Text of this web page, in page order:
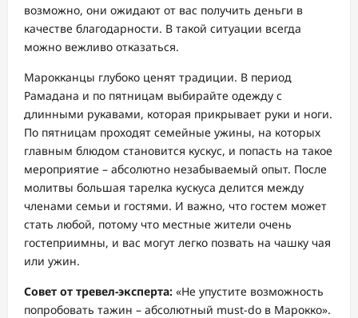
возможно, они ожидают от вас получить деньги в
качестве благодарности. В такой ситуации всегда
можно вежливо отказаться.
Марокканцы глубоко ценят традиции. В период
Рамадана и по пятницам выбирайте одежду с
длинными рукавами, которая прикрывает руки и ноги.
По пятницам проходят семейные ужины, на которых
главным блюдом становится кускус, и попасть на такое
мероприятие – абсолютно незабываемый опыт. После
молитвы большая тарелка кускуса делится между
членами семьи и гостями. И важно, что гостем может
стать любой, потому что местные жители очень
гостеприимны, и вас могут легко позвать на чашку чая
или ужин.
Совет от тревел-эксперта: «Не упустите возможность
попробовать тажин – абсолютный must-do в Марокко».